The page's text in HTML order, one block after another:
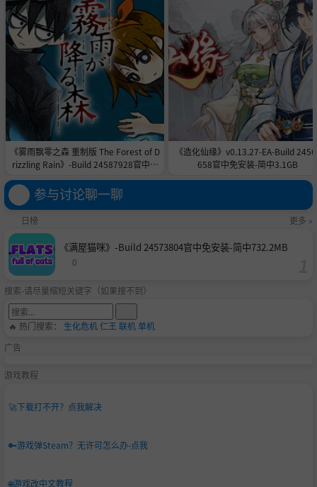
《雾雨飘零之森 重制版 The Forest of D
rizzling Rain》-Build 24587928官中免
《造化仙缘》v0.13.27-EA-Build
658官中免安装-简中3.1GB
参与讨论聊一聊
日榜 更多 »
《满屋猫咪》-Build 24573804官中免安装-简中732.2MB
0
搜索-请尽量缩短关键字（如果搜不到）
🔥 热门搜索： 生化危机仁王 联机单机
广告
游戏教程
🚀下载打不开？点我解决
🔑游戏弹Steam？无许可怎么办-点我
🌐游戏改中文教程